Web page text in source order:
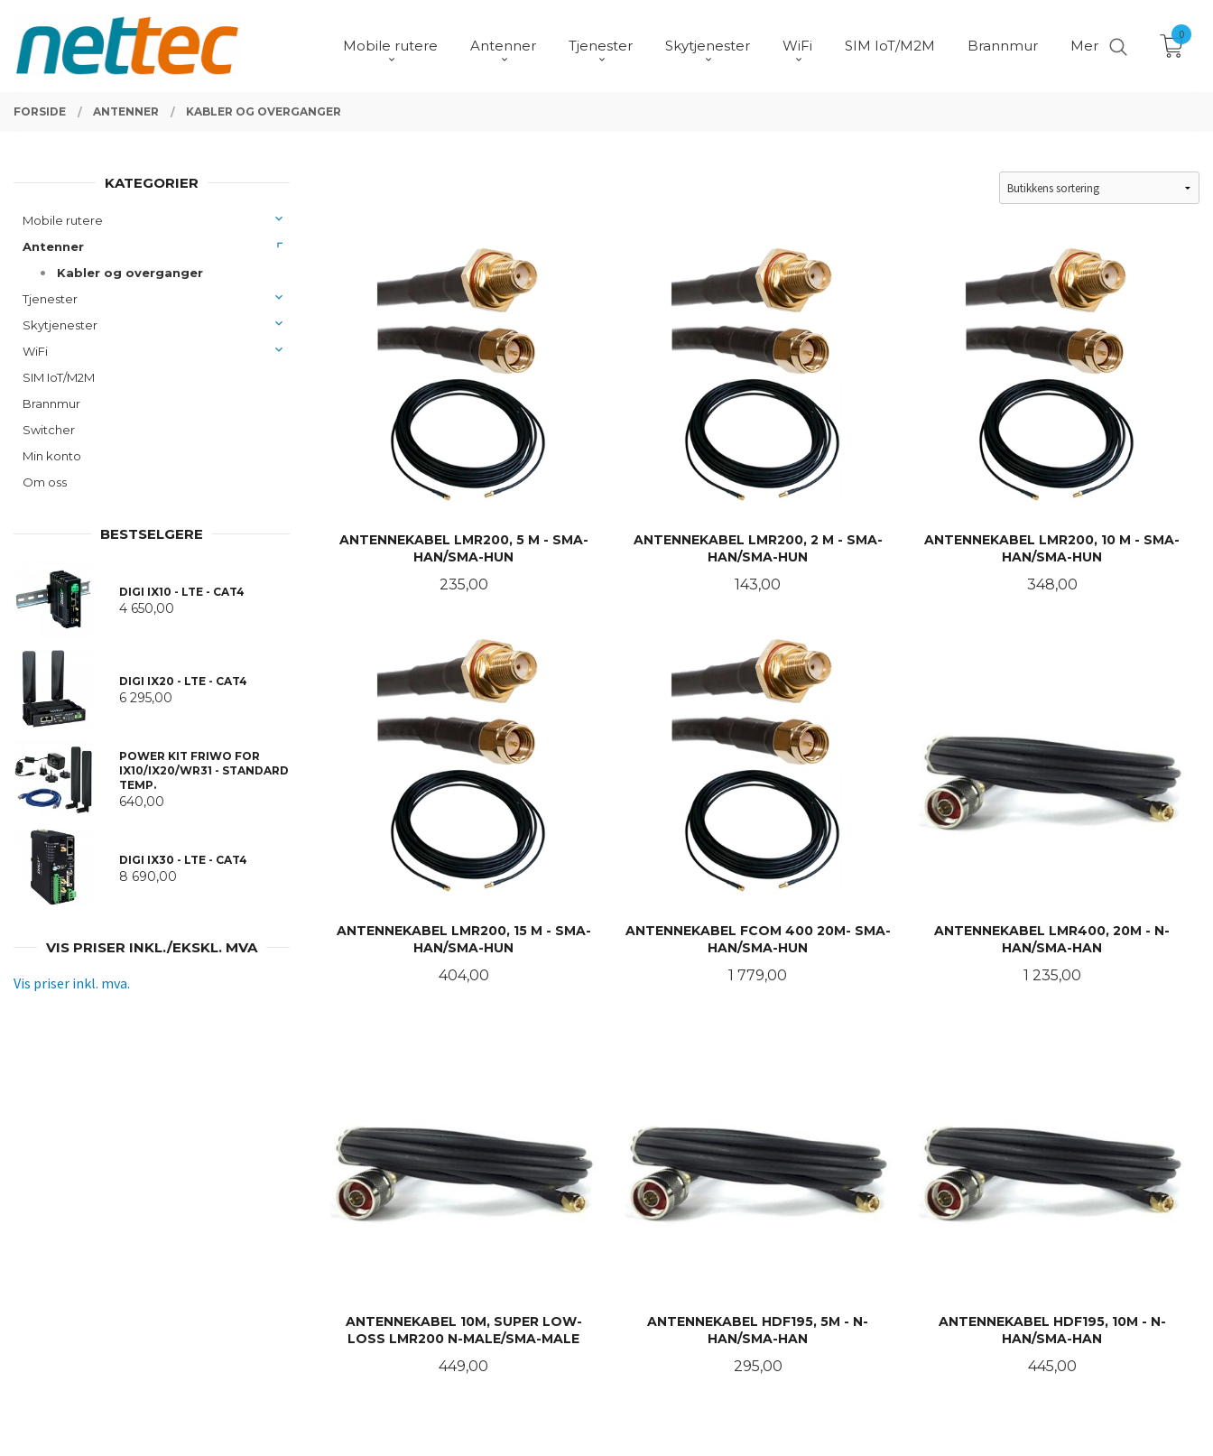
innholdet
PRODUKTER
Mobile rutere Antenner Tjenester Skytjenester WiFi SIM IoT/M2M Brannmur Mer
0
FORSIDE ANTENNER KABLER OG OVERGANGER
ANTENNEKABEL LMR200, 5 M - SMA-
HAN/SMA-HUN
Pris
235,00
ANTENNEKABEL LMR200, 2 M - SMA-
HAN/SMA-HUN
Pris
143,00
ANTENNEKABEL LMR200, 10 M - SMA-
HAN/SMA-HUN
Pris
348,00
ANTENNEKABEL LMR200, 15 M - SMA-
HAN/SMA-HUN
Pris
404,00
ANTENNEKABEL FCOM 400 20M- SMA-
HAN/SMA-HUN
Pris
1 779,00
ANTENNEKABEL LMR400, 20M - N-
HAN/SMA-HAN
Pris
1 235,00
ANTENNEKABEL 10M, SUPER LOW-
LOSS LMR200 N-MALE/SMA-MALE
Pris
449,00
ANTENNEKABEL HDF195, 5M - N-
HAN/SMA-HAN
Pris
295,00
ANTENNEKABEL HDF195, 10M - N-
HAN/SMA-HAN
Pris
445,00
KATEGORIER
Mobile rutere
Antenner
Kabler og overganger
Tjenester
Skytjenester
WiFi
SIM IoT/M2M
Brannmur
Switcher
Min konto
Om oss
BESTSELGERE
DIGI IX10 - LTE - CAT4
4 650,00
DIGI IX20 - LTE - CAT4
6 295,00
POWER KIT FRIWO FOR
IX10/IX20/WR31 - STANDARD
TEMP.
640,00
DIGI IX30 - LTE - CAT4
8 690,00
VIS PRISER INKL./EKSKL. MVA
Vis priser inkl. mva.